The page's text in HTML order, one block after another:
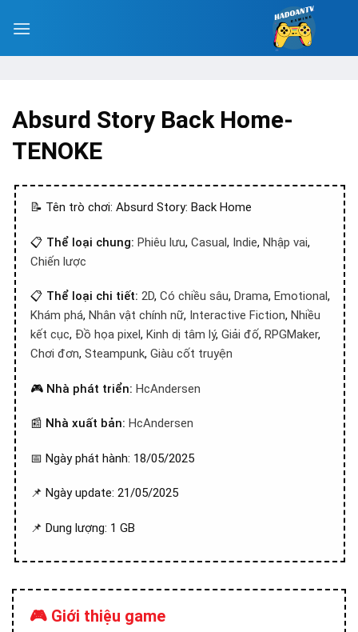
Absurd Story Back Home-
TENOKE
📝 Tên trò chơi: Absurd Story: Back Home
📋 Thể loại chung: Phiêu lưu, Casual, Indie, Nhập vai,
Chiến lược
📋 Thể loại chi tiết: 2D, Có chiều sâu, Drama, Emotional,
Khám phá, Nhân vật chính nữ, Interactive Fiction, Nhiều
kết cục, Đồ họa pixel, Kinh dị tâm lý, Giải đố, RPGMaker,
Chơi đơn, Steampunk, Giàu cốt truyện
🎮 Nhà phát triển: HcAndersen
📰 Nhà xuất bản: HcAndersen
📅 Ngày phát hành: 18/05/2025
📌 Ngày update: 21/05/2025
📌 Dung lượng: 1 GB
🎮 Giới thiệu game